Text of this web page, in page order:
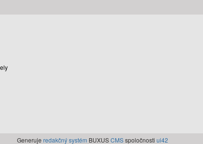
Generuje redakčný systém BUXUSCMSspoločnosti ui42